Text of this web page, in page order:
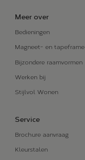
Meer over
Bedieningen
Magneet- en tapeframe
Bijzondere raamvormen
Werken bij
Stijlvol Wonen
Service
Brochure aanvraag
Kleurstalen